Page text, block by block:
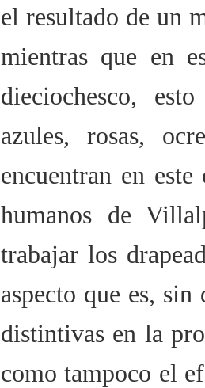
el resultado de un
mientras que en
dieciochesco,
azules, rosas,
encuentran en
humanos de
trabajar los
aspecto que es, sin
distintivas en la
como tampoco el